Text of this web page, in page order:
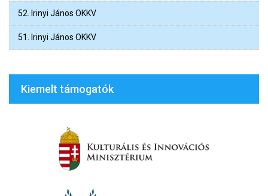
52. Irinyi János OKKV
51. Irinyi János OKKV
Kiemelt támogatók